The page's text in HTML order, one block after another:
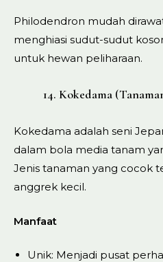
Philodendron mudah
menghiasi sudut-sudut
untuk hewan peliharaan.
14. Kokedama
Kokedama adalah seni
dalam bola media tanam
Jenis tanaman yang cocok
anggrek kecil.
Manfaat
Unik: Menjadi pusat